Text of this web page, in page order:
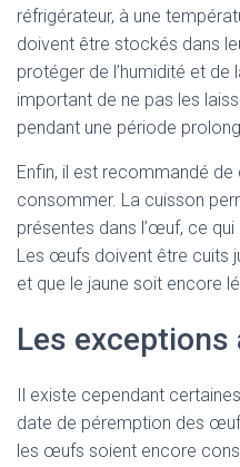
réfrigérateur, à une
doivent être stockés dans
protéger de l’humidité et
important de ne pas les
pendant une période
Enfin, il est recommandé
consommer. La cuisson
présentes dans l’œuf, ce qui
Les œufs doivent être cuits
et que le jaune soit encore
Les exceptions
Il existe cependant
date de péremption des
les œufs soient encore